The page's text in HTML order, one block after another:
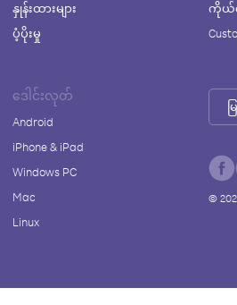
နှုန်းထားများ
ပံ့ပိုးမှု
ကိုယ်ရ
ဒေါင်းလုတ်
Android
iPhone & iPad
Windows PC
Mac
Linux
©